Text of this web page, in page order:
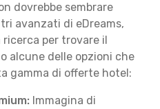
dovrebbe sembrare
avanzati di eDreams,
per trovare il
alcune delle opzioni che
gamma di offerte hotel:
Immagina di